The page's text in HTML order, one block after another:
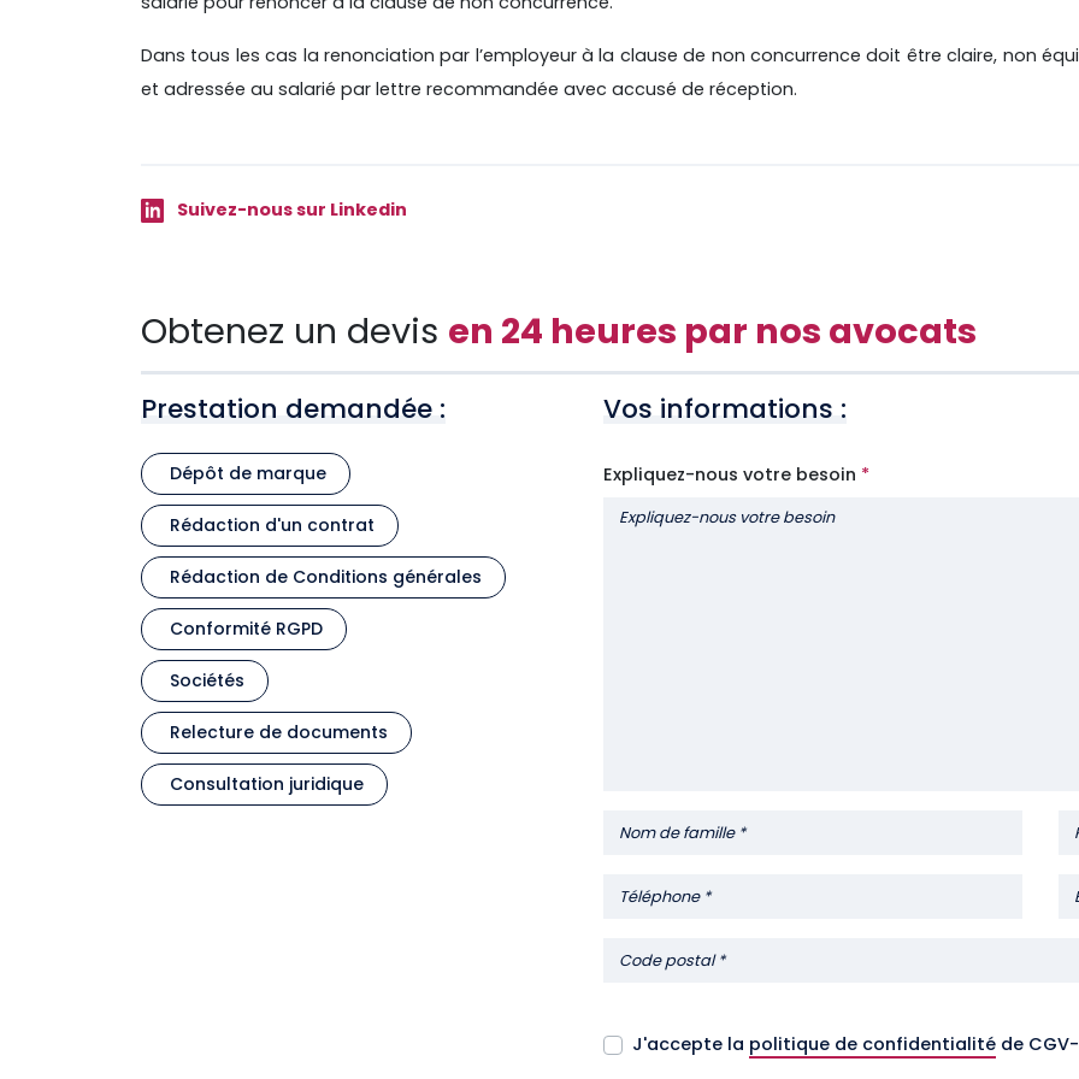
Dans tous les cas la renonciation par l’employeur à la clause de non concurrence doit être claire, non
et adressée au salarié par lettre recommandée avec accusé de réception.
Suivez-nous sur Linkedin
Obtenez un devis en 24 heures par nos avocats
Prestation demandée :
Dépôt de marque
Rédaction d'un contrat
Rédaction de Conditions générales
Conformité RGPD
Sociétés
Relecture de documents
Consultation juridique
Vos informations :
Expliquez-nous votre besoin
J'accepte la politique de confidentialité de